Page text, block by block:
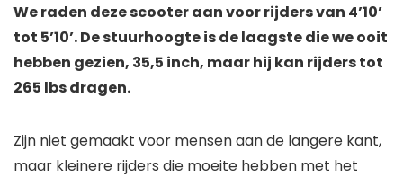
We raden deze scooter aan voor rijders van 4’10’
tot 5’10’. De stuurhoogte is de laagste die we ooit
hebben gezien, 35,5 inch, maar hij kan rijders tot
265 lbs dragen.
Zijn niet gemaakt voor mensen aan de langere kant,
maar kleinere rijders die moeite hebben met het